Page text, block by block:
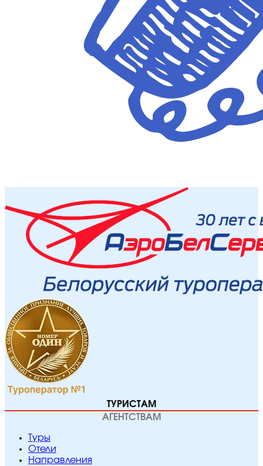
ТУРИСТАМ
АГЕНТСТВАМ
Туры
Отели
Направления